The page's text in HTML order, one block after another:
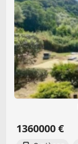
1360000 €